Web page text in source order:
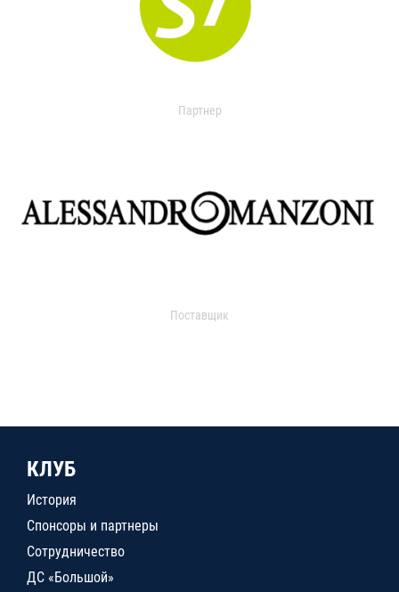
Партнер
Поставщик
КЛУБ
История
Спонсоры и партнеры
Сотрудничество
ДС «Большой»